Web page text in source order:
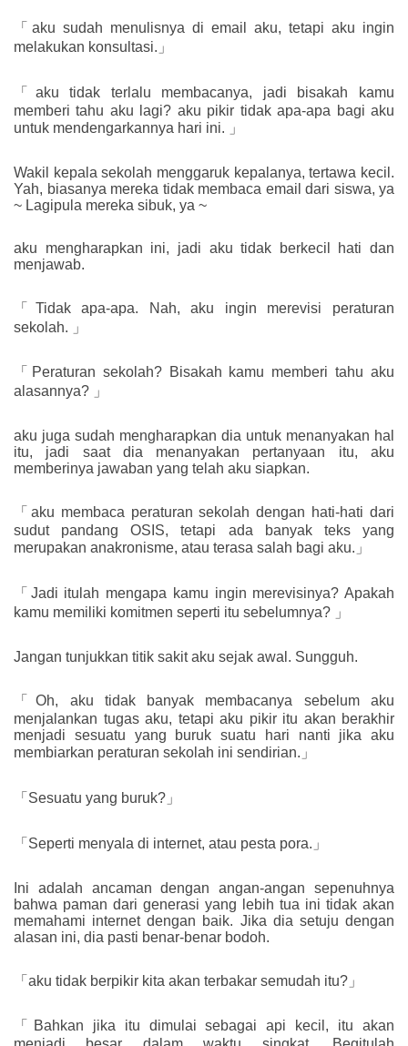
「aku sudah menulisnya di email aku, tetapi aku ingin
melakukan konsultasi.」
「aku tidak terlalu membacanya, jadi bisakah kamu
memberi tahu aku lagi? aku pikir tidak apa-apa bagi aku
untuk mendengarkannya hari ini. 」
Wakil kepala sekolah menggaruk kepalanya, tertawa kecil.
Yah, biasanya mereka tidak membaca email dari siswa, ya
~ Lagipula mereka sibuk, ya ~
aku mengharapkan ini, jadi aku tidak berkecil hati dan
menjawab.
「Tidak apa-apa. Nah, aku ingin merevisi peraturan
sekolah. 」
「Peraturan sekolah? Bisakah kamu memberi tahu aku
alasannya? 」
aku juga sudah mengharapkan dia untuk menanyakan hal
itu, jadi saat dia menanyakan pertanyaan itu, aku
memberinya jawaban yang telah aku siapkan.
「aku membaca peraturan sekolah dengan hati-hati dari
sudut pandang OSIS, tetapi ada banyak teks yang
merupakan anakronisme, atau terasa salah bagi aku.」
「Jadi itulah mengapa kamu ingin merevisinya? Apakah
kamu memiliki komitmen seperti itu sebelumnya? 」
Jangan tunjukkan titik sakit aku sejak awal. Sungguh.
「Oh, aku tidak banyak membacanya sebelum aku
menjalankan tugas aku, tetapi aku pikir itu akan berakhir
menjadi sesuatu yang buruk suatu hari nanti jika aku
membiarkan peraturan sekolah ini sendirian.」
「Sesuatu yang buruk?」
「Seperti menyala di internet, atau pesta pora.」
Ini adalah ancaman dengan angan-angan sepenuhnya
bahwa paman dari generasi yang lebih tua ini tidak akan
memahami internet dengan baik. Jika dia setuju dengan
alasan ini, dia pasti benar-benar bodoh.
「aku tidak berpikir kita akan terbakar semudah itu?」
「Bahkan jika itu dimulai sebagai api kecil, itu akan